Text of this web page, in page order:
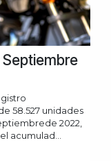
58.527 unidades
2022,
acumulad...